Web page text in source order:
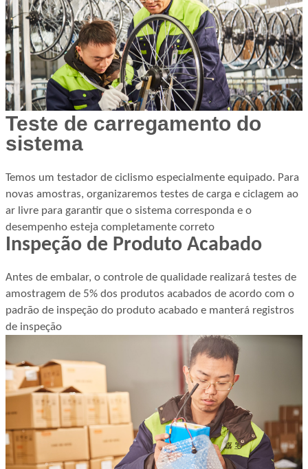
Teste de carregamento do
sistema
Temos um testador de ciclismo especialmente equipado. Para
novas amostras, organizaremos testes de carga e ciclagem ao
ar livre para garantir que o sistema corresponda e o
desempenho esteja completamente correto
Inspeção de Produto Acabado
Antes de embalar, o controle de qualidade realizará testes de
amostragem de 5% dos produtos acabados de acordo com o
padrão de inspeção do produto acabado e manterá registros
de inspeção